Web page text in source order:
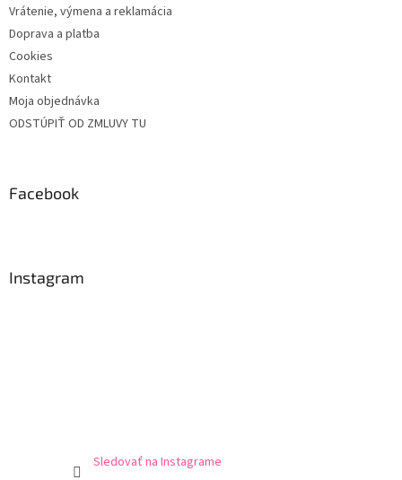
Vrátenie, výmena a reklamácia
Doprava a platba
Cookies
Kontakt
Moja objednávka
ODSTÚPIŤ OD ZMLUVY TU
Facebook
Instagram
Sledovať na Instagrame